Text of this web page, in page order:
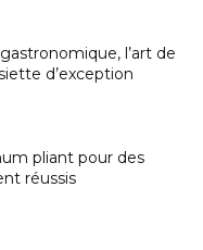
l’art de
d’exception
pliant pour des
réussis